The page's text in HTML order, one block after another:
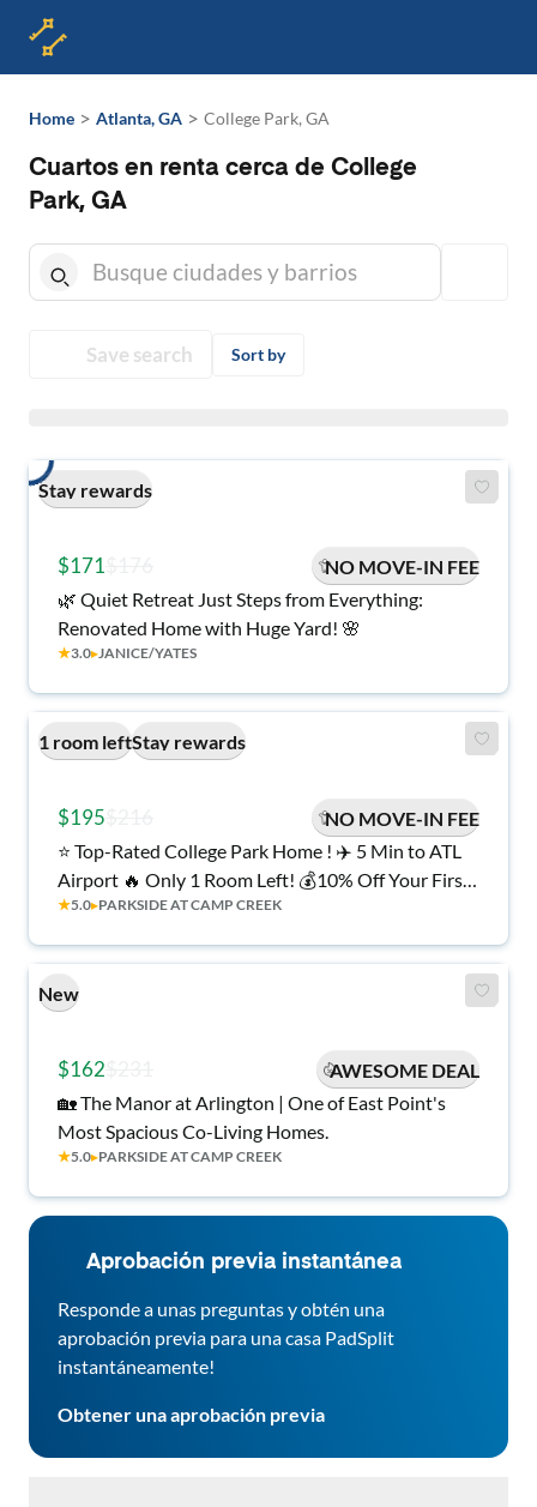
Home > Atlanta, GA > College Park, GA
Cuartos en renta cerca de College
Park, GA
Save search Sort by
Stay rewards
$171
NO MOVE-IN FEE
🌿 Quiet Retreat Just Steps from Everything:
Renovated Home with Huge Yard! 🌸
★3.0▸JANICE/YATES
1 room leftStay rewards
$195
NO MOVE-IN FEE
⭐ Top-Rated College Park Home ! ✈️ 5 Min to ATL
Airport 🔥 Only 1 Room Left! 💰10% Off Your First
6 Weeks AND No Move-in Fee!
★5.0▸PARKSIDE AT CAMP CREEK
New
$162
AWESOME DEAL
🏡 The Manor at Arlington | One of East Point's
Most Spacious Co-Living Homes.
★5.0▸PARKSIDE AT CAMP CREEK
Aprobación previa instantánea
Responde a unas preguntas y obtén una
aprobación previa para una casa PadSplit
instantáneamente!
Obtener una aprobación previa